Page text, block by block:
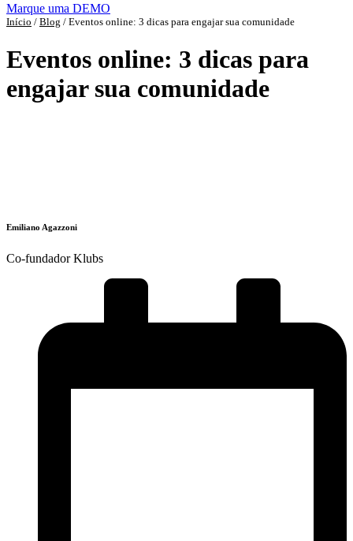
Marque uma DEMO
Início / Blog / Eventos online: 3 dicas para engajar sua comunidade
Eventos online: 3 dicas para
engajar sua comunidade
Emiliano Agazzoni
Co-fundador Klubs